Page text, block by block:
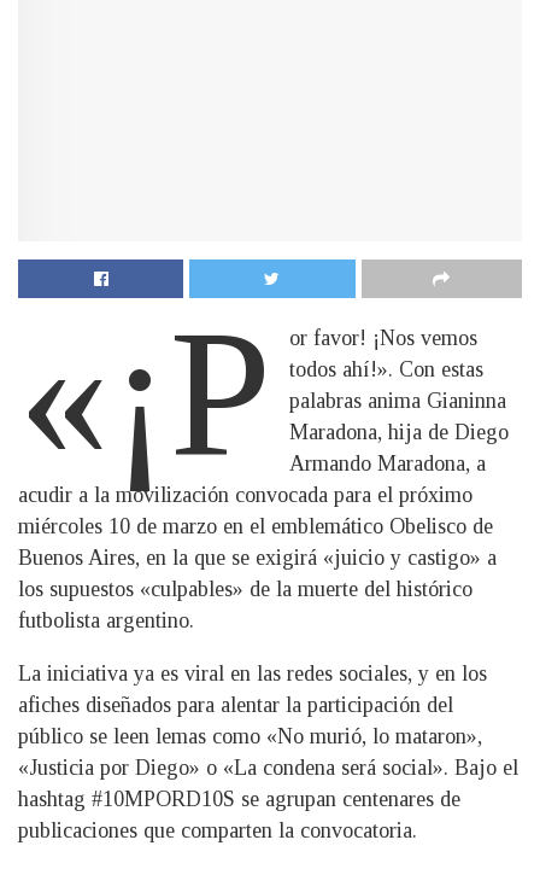
«¡P
or favor! ¡Nos vemos
todos ahí!». Con estas
palabras anima Gianinna
Maradona, hija de Diego
Armando Maradona, a
acudir a la movilización convocada para el próximo
miércoles 10 de marzo en el emblemático Obelisco de
Buenos Aires, en la que se exigirá «juicio y castigo» a
los supuestos «culpables» de la muerte del histórico
futbolista argentino.
La iniciativa ya es viral en las redes sociales, y en los
afiches diseñados para alentar la participación del
público se leen lemas como «No murió, lo mataron»,
«Justicia por Diego» o «La condena será social». Bajo el
hashtag #10MPORD10S se agrupan centenares de
publicaciones que comparten la convocatoria.